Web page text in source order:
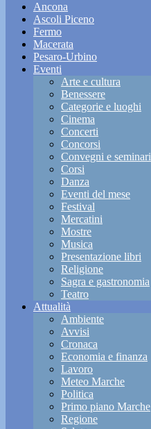
Ancona
Ascoli Piceno
Fermo
Macerata
Pesaro-Urbino
Eventi
Arte e cultura
Benessere
Categorie e luoghi
Cinema
Concerti
Concorsi
Convegni e seminari
Corsi
Danza
Eventi del mese
Festival
Mercatini
Mostre
Musica
Presentazione libri
Religione
Sagra e gastronomia
Teatro
Attualità
Ambiente
Avvisi
Cronaca
Economia e finanza
Lavoro
Meteo Marche
Politica
Primo piano Marche
Regione